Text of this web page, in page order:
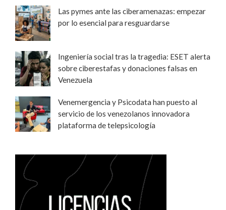
Las pymes ante las ciberamenazas: empezar
por lo esencial para resguardarse
Ingeniería social tras la tragedia: ESET alerta
sobre ciberestafas y donaciones falsas en
Venezuela
Venemergencia y Psicodata han puesto al
servicio de los venezolanos innovadora
plataforma de telepsicología